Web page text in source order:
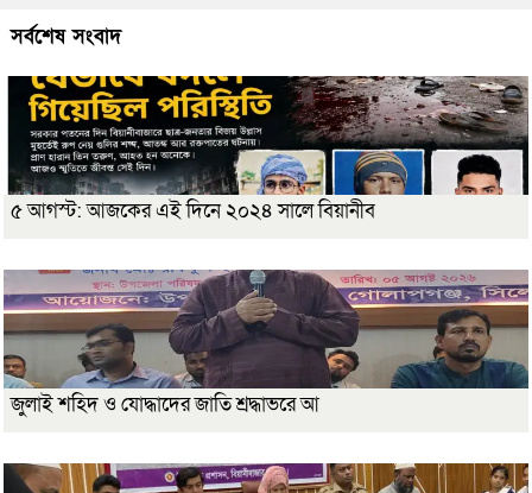
সর্বশেষ সংবাদ
৫ আগস্ট: আজকের এই দিনে ২০২৪ সালে বিয়ানীব
জুলাই শহিদ ও যোদ্ধাদের জাতি শ্রদ্ধাভরে আ